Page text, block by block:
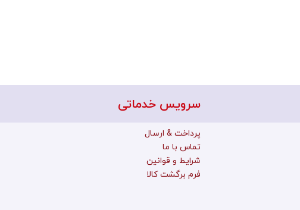
سرویس خدماتی
پرداخت & ارسال
تماس با ما
شرایط و قوانین
فرم برگشت کالا